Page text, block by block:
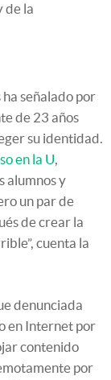
de la
ha señalado por
de 23 años
su identidad.
en la U,
alumnos y
un par de
de crear la
cuenta la
denunciada
en Internet por
contenido
por